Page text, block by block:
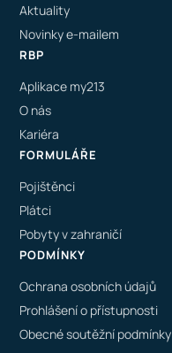
Aktuality
Novinky e-mailem
RBP
Aplikace my213
O nás
Kariéra
FORMULÁŘE
Pojištěnci
Plátci
Pobyty v zahraničí
PODMÍNKY
Ochrana osobních údajů
Prohlášení o přístupnosti
Obecné soutěžní podmínky